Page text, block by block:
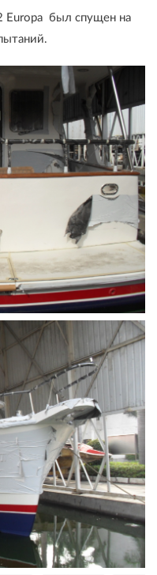
Europa был спущен на